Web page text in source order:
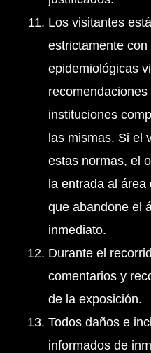
Los visitantes
estrictamente
epidemiológicas
instituciones
las mismas. Si el
estas normas, el
la entrada al
que abandone el
inmediato.
Durante el
comentarios y
de la exposición.
Todos daños e
informados de